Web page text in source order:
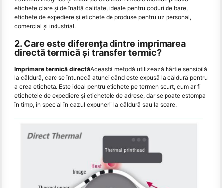
etichete clare și de înaltă calitate, ideale pentru coduri de bare,
etichete de expediere și etichete de produse pentru uz personal,
comercial și industrial.
2. Care este diferența dintre imprimarea
directă termică și transfer termic?
Imprimare termică directăAceastă metodă utilizează hârtie sensibilă
la căldură, care se întunecă atunci când este expusă la căldură pentru
a crea eticheta. Este ideal pentru etichete pe termen scurt, cum ar fi
etichetele de expediere și etichetele de adrese, dar se poate estompa
în timp, în special în cazul expunerii la căldură sau la soare.